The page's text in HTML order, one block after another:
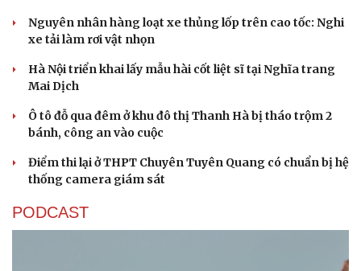
Nguyên nhân hàng loạt xe thủng lốp trên cao tốc: Nghi
xe tải làm rơi vật nhọn
Hà Nội triển khai lấy mẫu hài cốt liệt sĩ tại Nghĩa trang
Mai Dịch
Ô tô đỗ qua đêm ở khu đô thị Thanh Hà bị tháo trộm 2
bánh, công an vào cuộc
Điểm thi lại ở THPT Chuyên Tuyên Quang có chuẩn bị hệ
thống camera giám sát
PODCAST